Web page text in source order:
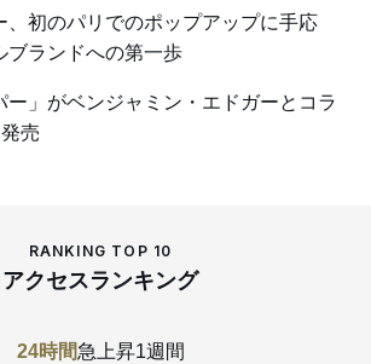
、初のパリでのポップアップに手応
ランドへの第一歩
ー」がベンジャミン・エドガーとコラ
売
RANKING TOP 10
アクセスランキング
24時間急上昇1週間